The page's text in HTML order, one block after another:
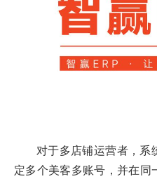
对于多店铺运营者，系
定多个美客多账号，并在